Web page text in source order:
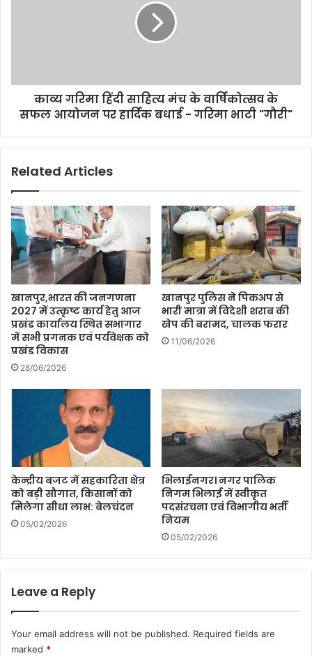
सफल
आयोजन
गरिमा
काव्य गरिमा हिंदी साहित्य मंच के वार्षिकोत्सव के
सफल आयोजन पर हार्दिक बधाई - गरिमा भाटी "गौरी"
Related Articles
खानपुर,भारत की जनगणना
2027 में उत्कृष्ट कार्य हेतु आज
प्रखंड कार्यालय स्थित सभागार
में सभी प्रगनक एवं पर्यवेक्षक को
प्रखंड विकास
28/06/2026
खानपुर पुलिस ने पिकअप से
भारी मात्रा में विदेशी शराब की
खेप की बरामद, चालक फरार
11/06/2026
केन्द्रीय बजट में सहकारिता क्षेत्र
को बड़ी सौगात, किसानों को
मिलेगा सीधा लाभ: बेलचंदन
05/02/2026
भिलाईनगर। नगर पालिक
निगम भिलाई में स्वीकृत
पदसंरचना एवं विभागीय भर्ती
नियम
05/02/2026
Leave a Reply
Your email address will not be published. Required fields are
marked *